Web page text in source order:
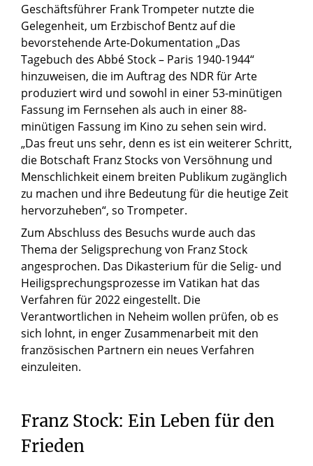
Geschäftsführer Frank Trompeter nutzte die
Gelegenheit, um Erzbischof Bentz auf die
bevorstehende Arte-Dokumentation „Das
Tagebuch des Abbé Stock – Paris 1940-1944“
hinzuweisen, die im Auftrag des NDR für Arte
produziert wird und sowohl in einer 53-minütigen
Fassung im Fernsehen als auch in einer 88-
minütigen Fassung im Kino zu sehen sein wird.
„Das freut uns sehr, denn es ist ein weiterer Schritt,
die Botschaft Franz Stocks von Versöhnung und
Menschlichkeit einem breiten Publikum zugänglich
zu machen und ihre Bedeutung für die heutige Zeit
hervorzuheben“, so Trompeter.
Zum Abschluss des Besuchs wurde auch das
Thema der Seligsprechung von Franz Stock
angesprochen. Das Dikasterium für die Selig- und
Heiligsprechungsprozesse im Vatikan hat das
Verfahren für 2022 eingestellt. Die
Verantwortlichen in Neheim wollen prüfen, ob es
sich lohnt, in enger Zusammenarbeit mit den
französischen Partnern ein neues Verfahren
einzuleiten.
Franz Stock: Ein Lebenfür den
Frieden